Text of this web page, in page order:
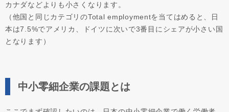
カナダなどよりも小さくなります。
（他国と同じカテゴリのTotal employmentを当てはめると、日
本は7.5%でアメリカ、ドイツに次いで3番目にシェアが小さい国
となります）
中小零細企業の課題とは